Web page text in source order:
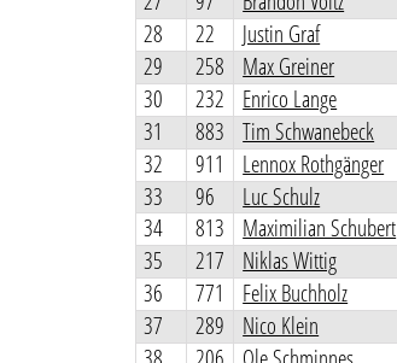
28
22 Justin Graf
29
258 Max Greiner
30
232 Enrico Lange
31
883 Tim Schwanebeck
32
911 Lennox Rothgänger
33
96 Luc Schulz
34
813 Maximilian Schubert
35
217 Niklas Wittig
36
771 Felix Buchholz
37
289 Nico Klein